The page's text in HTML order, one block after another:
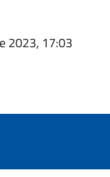
2023, 17:03